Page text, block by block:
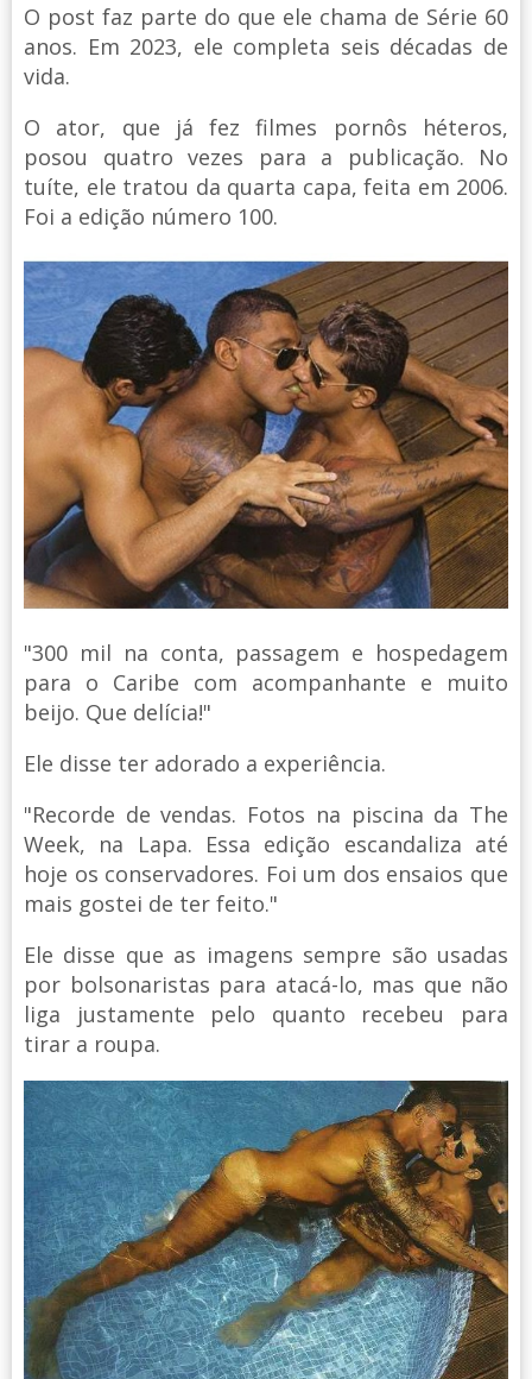
O post faz parte do que ele chama de Série 60
anos. Em 2023, ele completa seis décadas de
vida.
O ator, que já fez filmes pornôs héteros,
posou quatro vezes para a publicação. No
tuíte, ele tratou da quarta capa, feita em 2006.
Foi a edição número 100.
"300 mil na conta, passagem e hospedagem
para o Caribe com acompanhante e muito
beijo. Que delícia!"
Ele disse ter adorado a experiência.
"Recorde de vendas. Fotos na piscina da The
Week, na Lapa. Essa edição escandaliza até
hoje os conservadores. Foi um dos ensaios que
mais gostei de ter feito."
Ele disse que as imagens sempre são usadas
por bolsonaristas para atacá-lo, mas que não
liga justamente pelo quanto recebeu para
tirar a roupa.